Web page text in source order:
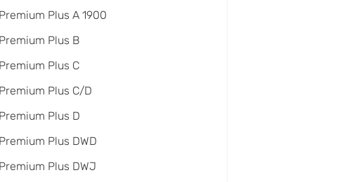
Premium Plus A 1900
Premium Plus B
Premium Plus C
Premium Plus C/D
Premium Plus D
Premium Plus DWD
Premium Plus DWJ